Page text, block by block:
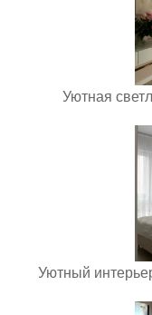
Уютная
Уютный